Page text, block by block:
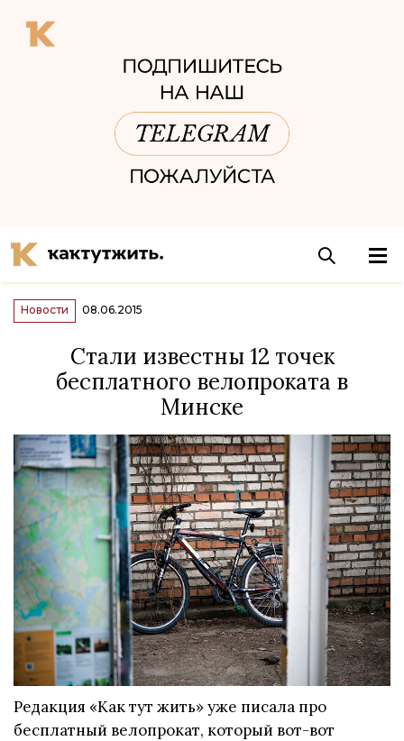
Новости 08.06.2015
Стали известны 12 точек
бесплатного велопроката в
Минске
Редакция «Как тут жить» уже писала про
бесплатный велопрокат, который вот-вот